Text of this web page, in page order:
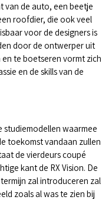
van de auto, een beetje
roofdier, die ook veel
voor de designers is
door de ontwerper uit
te boetseren vormt zich
en de skills van de
studiemodellen waarmee
toekomst vandaan zullen
de vierdeurs coupé
kant de RX Vision. De
zal introduceren zal
zoals al was te zien bij